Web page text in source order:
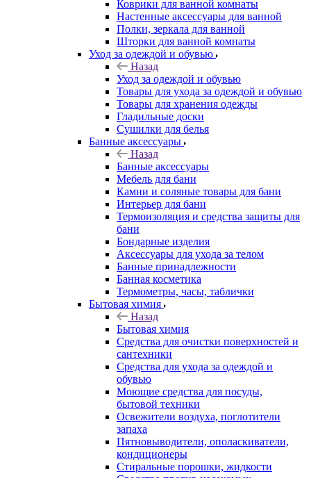
Коврики для ванной комнаты
Настенные аксессуары для ванной
Полки, зеркала для ванной
Шторки для ванной комнаты
Уход за одеждой и обувью
Назад
Уход за одеждой и обувью
Товары для ухода за одеждой и обувью
Товары для хранения одежды
Гладильные доски
Сушилки для белья
Банные аксессуары
Назад
Банные аксессуары
Мебель для бани
Камни и соляные товары для бани
Интерьер для бани
Термоизоляция и средства защиты для
бани
Бондарные изделия
Аксеcсуары для ухода за телом
Банные принадлежности
Банная косметика
Термометры, часы, таблички
Бытовая химия
Назад
Бытовая химия
Средства для очистки поверхностей и
сантехники
Средства для ухода за одеждой и
обувью
Моющие средства для посуды,
бытовой техники
Освежители воздуха, поглотители
запаха
Пятновыводители, ополаскиватели,
кондиционеры
Стиральные порошки, жидкости